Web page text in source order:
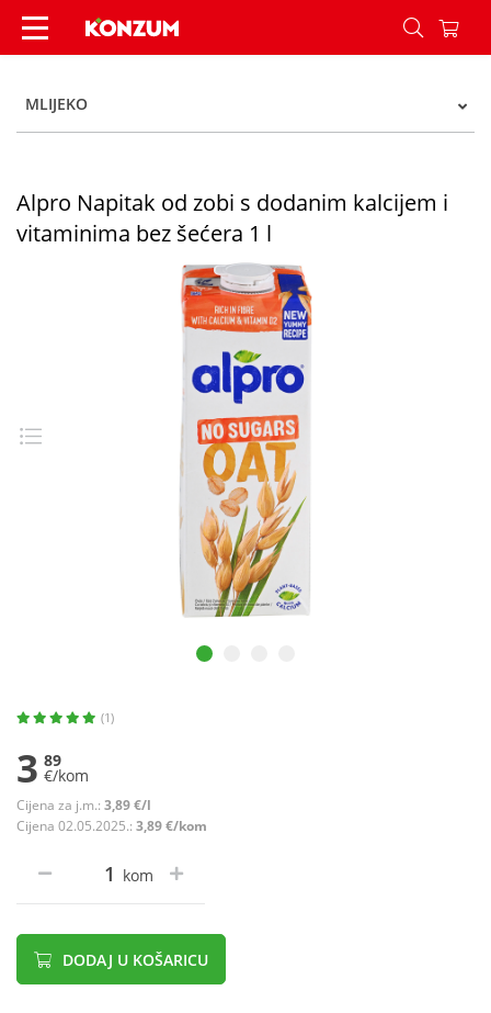
Alpro Napitak od zobi s dodanim kalcijem i
MLIJEKO
Alpro Napitak od zobi s dodanim kalcijem i
vitaminima bez šećera 1 l
(1)
3 89
€/kom
Cijena za j.m.: 3,89 €/l
Cijena 02.05.2025.: 3,89 €/kom
kom
DODAJ U KOŠARICU